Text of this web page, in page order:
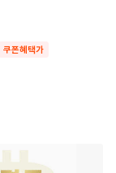
쿠폰혜택가